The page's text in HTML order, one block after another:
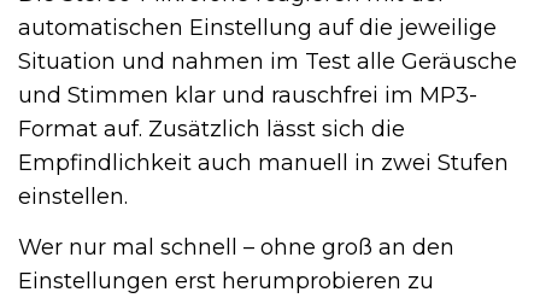
automatischen Einstellung auf die jeweilige
Situation und nahmen im Test alle Geräusche
und Stimmen klar und rauschfrei im MP3-
Format auf. Zusätzlich lässt sich die
Empfindlichkeit auch manuell in zwei Stufen
einstellen.
Wer nur mal schnell – ohne groß an den
Einstellungen erst herumprobieren zu